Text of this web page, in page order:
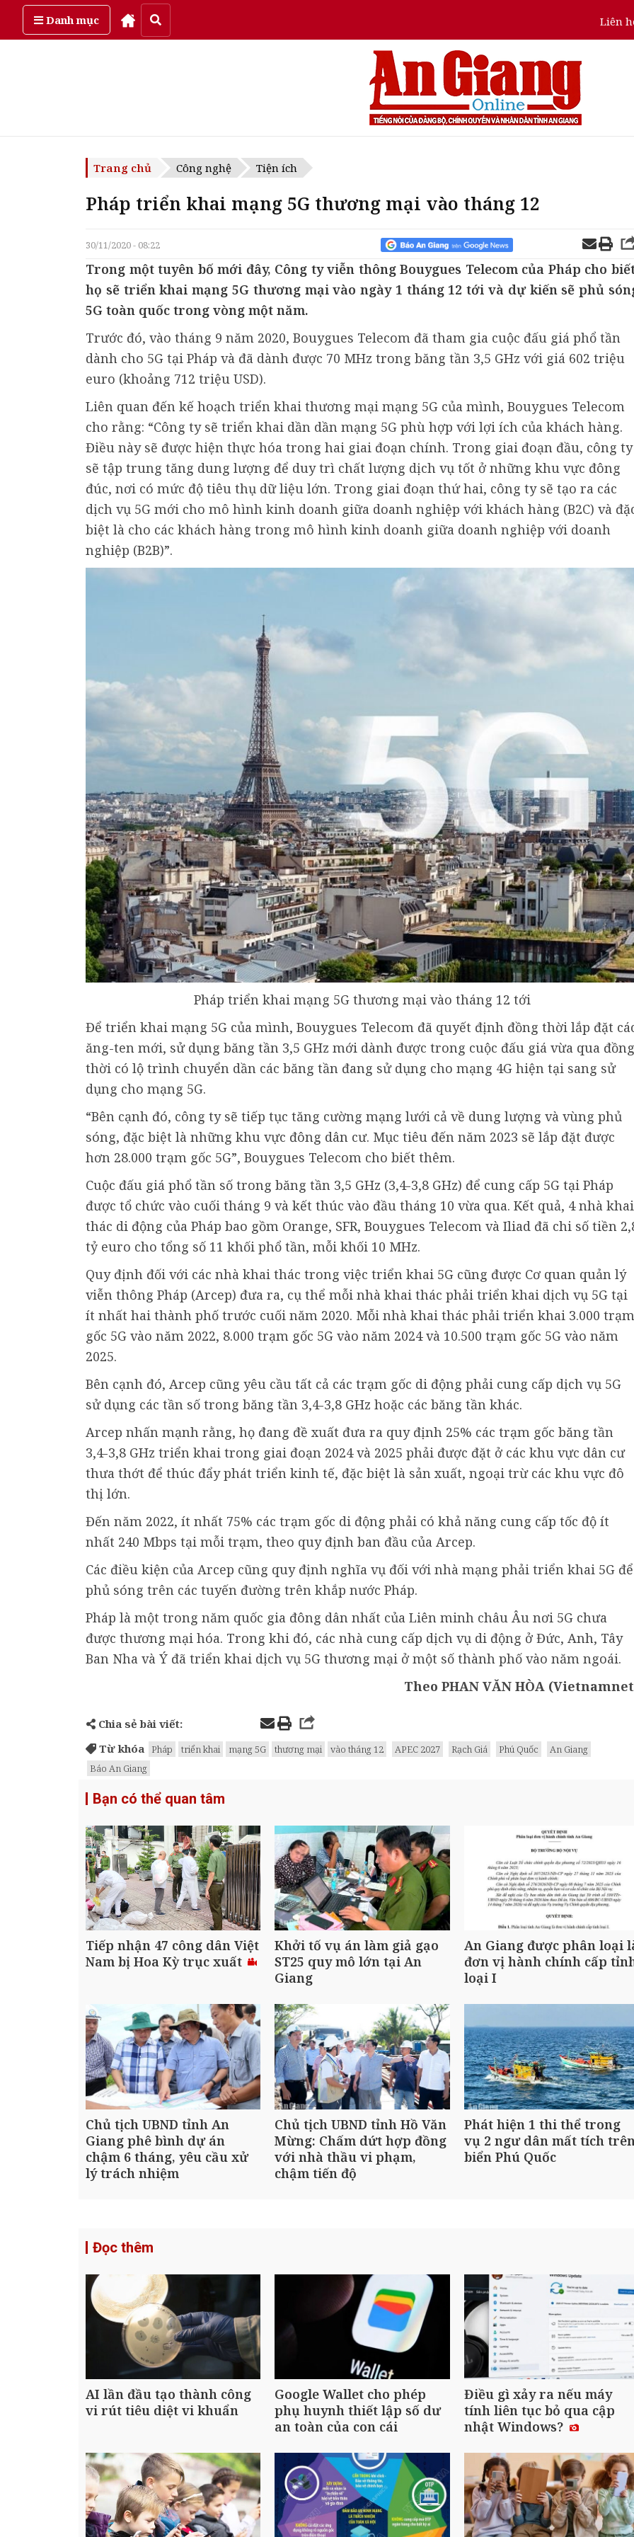
Danh mục Liên
Thứ bảy, ngày 8/08/2026
Trang chủ Công nghệ Tiện ích
Pháp triển khai mạng 5G thương mại vào tháng 12
30/11/2020 - 08:22
Trong một tuyên bố mới đây, Công ty viễn thông Bouygues Telecom của Pháp cho
họ sẽ triển khai mạng 5G thương mại vào ngày 1 tháng 12 tới và dự kiến sẽ phủ
5G toàn quốc trong vòng một năm.
Trước đó, vào tháng 9 năm 2020, Bouygues Telecom đã tham gia cuộc đấu giá phổ tần
dành cho 5G tại Pháp và đã dành được 70 MHz trong băng tần 3,5 GHz với giá 602 triệu
euro (khoảng 712 triệu USD).
Liên quan đến kế hoạch triển khai thương mại mạng 5G của mình, Bouygues Telecom
cho rằng: “Công ty sẽ triển khai dần dần mạng 5G phù hợp với lợi ích của khách hàng.
Điều này sẽ được hiện thực hóa trong hai giai đoạn chính. Trong giai đoạn đầu, công ty
sẽ tập trung tăng dung lượng để duy trì chất lượng dịch vụ tốt ở những khu vực đông
đúc, nơi có mức độ tiêu thụ dữ liệu lớn. Trong giai đoạn thứ hai, công ty sẽ tạo ra các
dịch vụ 5G mới cho mô hình kinh doanh giữa doanh nghiệp với khách hàng (B2C) và
biệt là cho các khách hàng trong mô hình kinh doanh giữa doanh nghiệp với doanh
nghiệp (B2B)”.
Pháp triển khai mạng 5G thương mại vào tháng 12 tới
Để triển khai mạng 5G của mình, Bouygues Telecom đã quyết định đồng thời lắp đặt
ăng-ten mới, sử dụng băng tần 3,5 GHz mới dành được trong cuộc đấu giá vừa qua đồng
thời có lộ trình chuyển dần các băng tần đang sử dụng cho mạng 4G hiện tại sang sử
dụng cho mạng 5G.
“Bên cạnh đó, công ty sẽ tiếp tục tăng cường mạng lưới cả về dung lượng và vùng phủ
sóng, đặc biệt là những khu vực đông dân cư. Mục tiêu đến năm 2023 sẽ lắp đặt được
hơn 28.000 trạm gốc 5G”, Bouygues Telecom cho biết thêm.
Cuộc đấu giá phổ tần số trong băng tần 3,5 GHz (3,4-3,8 GHz) để cung cấp 5G tại Pháp
được tổ chức vào cuối tháng 9 và kết thúc vào đầu tháng 10 vừa qua. Kết quả, 4 nhà khai
thác di động của Pháp bao gồm Orange, SFR, Bouygues Telecom và Iliad đã chi số tiền
tỷ euro cho tổng số 11 khối phổ tần, mỗi khối 10 MHz.
Quy định đối với các nhà khai thác trong việc triển khai 5G cũng được Cơ quan quản lý
viễn thông Pháp (Arcep) đưa ra, cụ thể mỗi nhà khai thác phải triển khai dịch vụ 5G tại
ít nhất hai thành phố trước cuối năm 2020. Mỗi nhà khai thác phải triển khai 3.000 trạm
gốc 5G vào năm 2022, 8.000 trạm gốc 5G vào năm 2024 và 10.500 trạm gốc 5G vào năm
2025.
Bên cạnh đó, Arcep cũng yêu cầu tất cả các trạm gốc di động phải cung cấp dịch vụ 5G
sử dụng các tần số trong băng tần 3,4-3,8 GHz hoặc các băng tần khác.
Arcep nhấn mạnh rằng, họ đang đề xuất đưa ra quy định 25% các trạm gốc băng tần
3,4-3,8 GHz triển khai trong giai đoạn 2024 và 2025 phải được đặt ở các khu vực dân cư
thưa thớt để thúc đẩy phát triển kinh tế, đặc biệt là sản xuất, ngoại trừ các khu vực đô
thị lớn.
Đến năm 2022, ít nhất 75% các trạm gốc di động phải có khả năng cung cấp tốc độ ít
nhất 240 Mbps tại mỗi trạm, theo quy định ban đầu của Arcep.
Các điều kiện của Arcep cũng quy định nghĩa vụ đối với nhà mạng phải triển khai 5G để
phủ sóng trên các tuyến đường trên khắp nước Pháp.
Pháp là một trong năm quốc gia đông dân nhất của Liên minh châu Âu nơi 5G chưa
được thương mại hóa. Trong khi đó, các nhà cung cấp dịch vụ di động ở Đức, Anh, Tây
Ban Nha và Ý đã triển khai dịch vụ 5G thương mại ở một số thành phố vào năm ngoái.
Theo PHAN VĂN HÒA
Chia sẻ bài viết:
Từ khóa
Pháp triển khai mạng 5G thương mại vào tháng 12 APEC 2027 Rạch Giá Phú Quốc
An Giang
Báo An Giang
Bạn có thể quan tâm
Tiếp nhận 47 công dân Việt
Nam bị Hoa Kỳ trục xuất
Khởi tố vụ án làm giả gạo
ST25 quy mô lớn tại An
Giang
An Giang được phân loại
đơn vị hành chính cấp
loại I
Chủ tịch UBND tỉnh An
Giang phê bình dự án
chậm 6 tháng, yêu cầu xử
lý trách nhiệm
Chủ tịch UBND tỉnh Hồ Văn
Mừng: Chấm dứt hợp đồng
với nhà thầu vi phạm,
chậm tiến độ
Phát hiện 1 thi thể trong
vụ 2 ngư dân mất tích
biển Phú Quốc
Đọc thêm
AI lần đầu tạo thành công
vi rút tiêu diệt vi khuẩn
Google Wallet cho phép
phụ huynh thiết lập số dư
an toàn của con cái
Điều gì xảy ra nếu máy
tính liên tục bỏ qua cập
nhật Windows?